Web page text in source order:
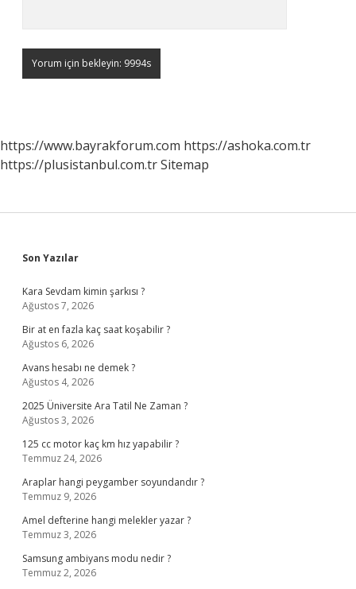
https://www.bayrakforum.com https://ashoka.com.tr
https://plusistanbul.com.trSitemap
Sidebar
Son Yazılar
Kara Sevdam kimin şarkısı ?
Ağustos 7, 2026
Bir at en fazla kaç saat koşabilir ?
Ağustos 6, 2026
Avans hesabı ne demek ?
Ağustos 4, 2026
2025 Üniversite Ara Tatil Ne Zaman ?
Ağustos 3, 2026
125 cc motor kaç km hız yapabilir ?
Temmuz 24, 2026
Araplar hangi peygamber soyundandır ?
Temmuz 9, 2026
Amel defterine hangi melekler yazar ?
Temmuz 3, 2026
Samsung ambiyans modu nedir ?
Temmuz 2, 2026